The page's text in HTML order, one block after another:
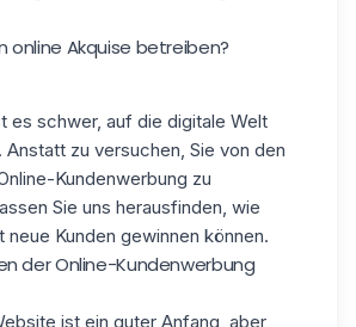
online Akquise betreiben?
es schwer, auf die digitale Welt
Anstatt zu versuchen, Sie von den
Kundenwerbung zu
Sie uns herausfinden, wie
neue Kunden gewinnen können.
der Online-Kundenwerbung
ist ein guter Anfang, aber